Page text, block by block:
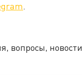
.
вопросы, новости